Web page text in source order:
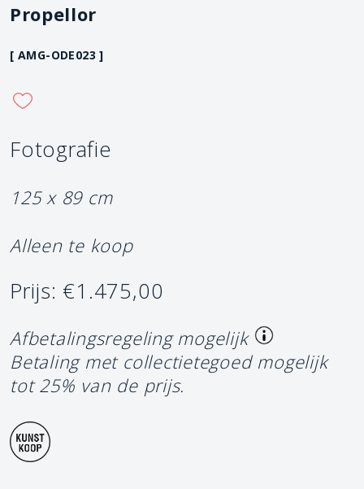
Propellor
[ AMG-ODE023 ]
Fotografie
125 x 89 cm
Alleen te koop
Prijs: €1.475,00
Afbetalingsregeling mogelijk
Betaling met collectietegoed mogelijk
tot 25% van de prijs.